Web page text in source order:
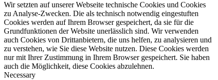
Wir setzten auf unserer Webseite technische Cookies und Cookies
zu Analyse-Zwecken. Die als technisch notwendig eingestuften
Cookies werden auf Ihrem Browser gespeichert, da sie für die
Grundfunktionen der Website unerlässlich sind. Wir verwenden
auch Cookies von Drittanbietern, die uns helfen, zu analysieren und
zu verstehen, wie Sie diese Website nutzen. Diese Cookies werden
nur mit Ihrer Zustimmung in Ihrem Browser gespeichert. Sie haben
auch die Möglichkeit, diese Cookies abzulehnen.
Necessary